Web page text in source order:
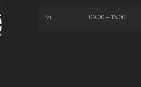
Vr: 09.00 – 16.00